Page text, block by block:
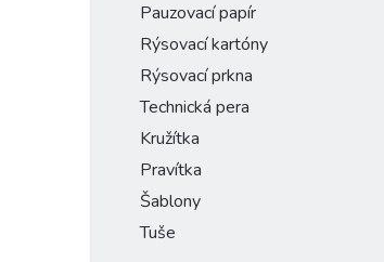
Pauzovací papír
Rýsovací kartóny
Rýsovací prkna
Technická pera
Kružítka
Pravítka
Šablony
Tuše